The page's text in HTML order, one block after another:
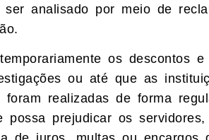
analisado por meio de
os descontos
ou até que as
realizadas de forma
possa prejudicar os